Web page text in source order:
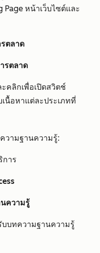
หน้าเว็บไซต์และ
ตลาด
รตลาด
คลิกเพื่อเปิดสวิตช์
เนื้อหาแต่ละประเภทที่
วามฐานความรู้:
การ
ความรู้
บบทความฐานความรู้